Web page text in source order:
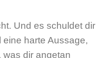
Und es schuldet dir
eine harte Aussage,
was dir angetan